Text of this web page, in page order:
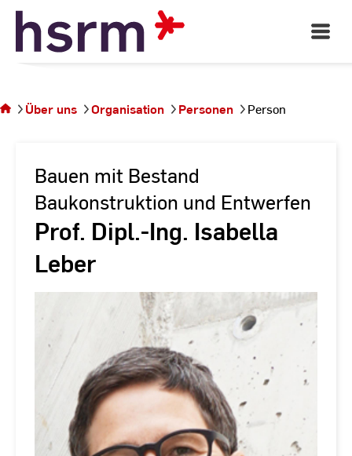
Skip
Content
Open
Main
sich auf
der
Über uns Organisation Personen Person
Bauen mit Bestand
Baukonstruktion und Entwerfen
Prof. Dipl.-Ing. Isabella
Leber